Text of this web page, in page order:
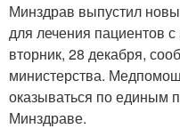
Минздрав выпустил
для лечения пациентов
вторник, 28 декабря,
министерства.
оказываться по единым
Минздраве.